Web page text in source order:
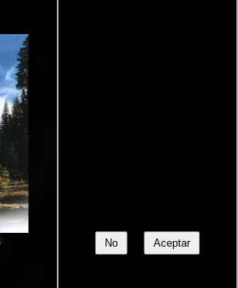
No Aceptar
Cualquiera menos tú